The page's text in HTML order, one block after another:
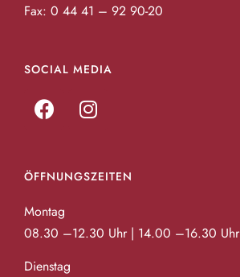
Fax: 0 44 41 – 92 90-20
SOCIAL MEDIA
ÖFFNUNGSZEITEN
Montag
08.30 –12.30 Uhr | 14.00 –16.30 Uhr
Dienstag